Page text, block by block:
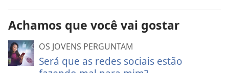
Achamos que você vai gostar
OS JOVENS PERGUNTAM
Será que as redes sociais estão